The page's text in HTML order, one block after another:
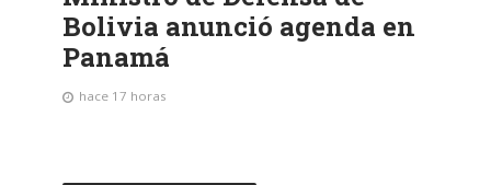
Bolivia anunció agenda en
Panamá
hace 17 horas